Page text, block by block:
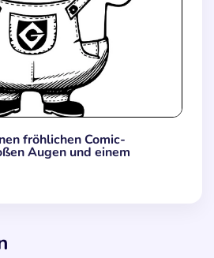
fröhlichen Comic-
Augen und einem